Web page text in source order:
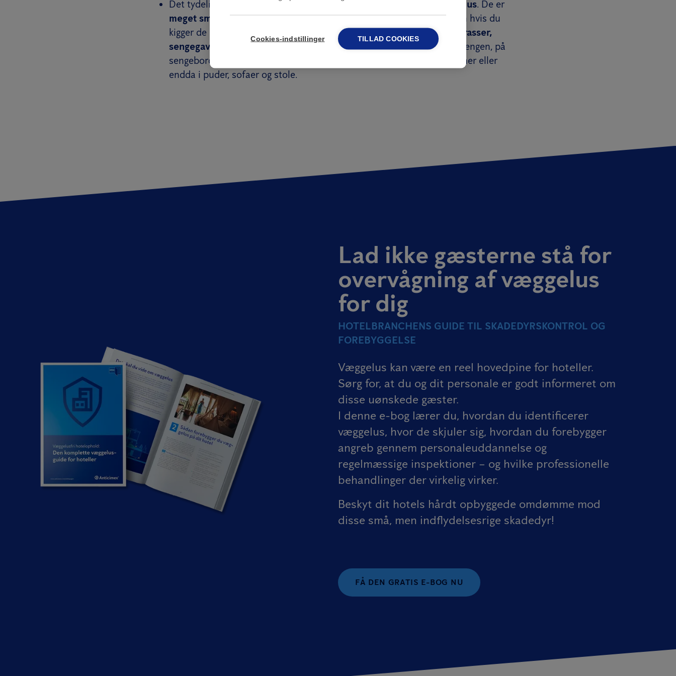
Det tydeligste tegn er selvfølgelig at
finde levende eller døde væggelus. De er
meget små og svære at få øje på, da de er gode til at gemme sig. Men hvis du
kigger de rigtige steder, kan du finde deres skjul.Tjek sømme på madrasser,
sengegavle og sengestel. Glem ikke at kigge i stikkontakter omkring sengen, på
sengeborde og omkring lamper. Nogle gange kan de gemme sig i gardiner eller
endda i puder, sofaer og stole.
Lad ikke gæsterne stå for
overvågning af væggelus
for dig
HOTELBRANCHENS GUIDE TIL SKADEDYRSKONTROL OG
FOREBYGGELSE
Væggelus kan være en reel hovedpine for hoteller.
Sørg for, at du og dit personale er godt informeret om
disse uønskede gæster.
I denne e-bog lærer du, hvordan du identificerer
væggelus, hvor de skjuler sig, hvordan du forebygger
angreb gennem personaleuddannelse og
regelmæssige inspektioner – og hvilke professionelle
behandlinger der virkelig virker.
Beskyt dit hotels hårdt opbyggede omdømme mod
disse små, men indflydelsesrige skadedyr!
FÅ DEN GRATIS E-BOG NU
Cookies-indstillinger TILLAD COOKIES